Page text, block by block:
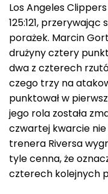
Los Angeles
125:121,
porażek. Marcin
drużyny cztery
dwa z czterech
czego trzy na
punktował w
jego rola została
czwartej kwarcie nie
trenera Riversa
tyle cenna, że
czterech kolejnych